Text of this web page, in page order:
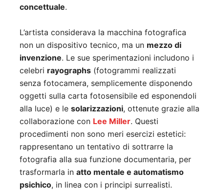
concettuale.
L’artista considerava la macchina fotografica
non un dispositivo tecnico, ma un mezzo di
invenzione. Le sue sperimentazioni includono i
celebri rayographs (fotogrammi realizzati
senza fotocamera, semplicemente disponendo
oggetti sulla carta fotosensibile ed esponendoli
alla luce) e le solarizzazioni, ottenute grazie alla
collaborazione con Lee Miller. Questi
procedimenti non sono meri esercizi estetici:
rappresentano un tentativo di sottrarre la
fotografia alla sua funzione documentaria, per
trasformarla in atto mentale e automatismo
psichico, in linea con i principi surrealisti.